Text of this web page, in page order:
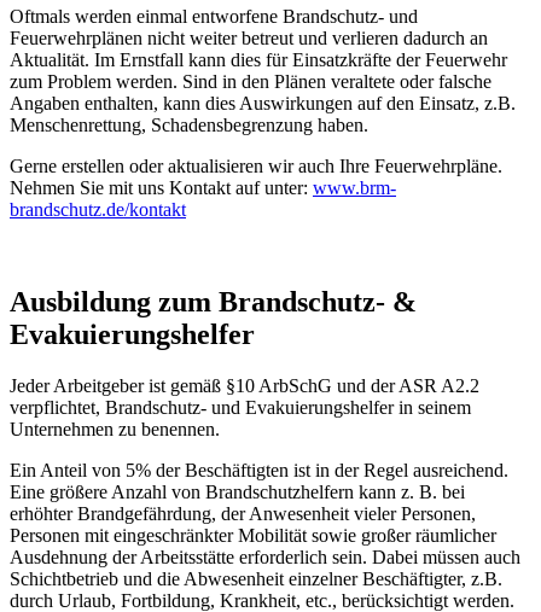
Oftmals werden einmal entworfene Brand­schutz- und
Feuerwehrplänen nicht weiter betreut und verlieren dadurch an
Aktualität. Im Ernstfall kann dies für Einsatzkräfte der Feuerwehr
zum Problem werden. Sind in den Plänen veraltete oder falsche
Angaben enthalten, kann dies Auswirkungen auf den Einsatz, z.B.
Menschenrettung, Schadensbegrenzung haben.
Gerne erstellen oder aktualisieren wir auch Ihre Feuerwehrpläne.
Nehmen Sie mit uns Kontakt auf unter: www.brm-
brandschutz.de/kontakt
Ausbildung zum Brandschutz- &
Evakuierungshelfer
Jeder Arbeitgeber ist gemäß §10 ArbSchG und der ASR A2.2
verpflichtet, Brandschutz- und Evakuierungshelfer in seinem
Unternehmen zu benennen.
Ein Anteil von 5% der Beschäftigten ist in der Regel ausreichend.
Eine größere Anzahl von Brandschutzhelfern kann z. B. bei
erhöhter Brandgefährdung, der Anwesenheit vieler Personen,
Personen mit eingeschränkter Mobilität sowie großer räumlicher
Ausdehnung der Arbeitsstätte erforderlich sein. Dabei müssen auch
Schichtbetrieb und die Abwesenheit einzelner Beschäftigter, z.B.
durch Urlaub, Fortbildung, Krankheit, etc., berücksichtigt werden.